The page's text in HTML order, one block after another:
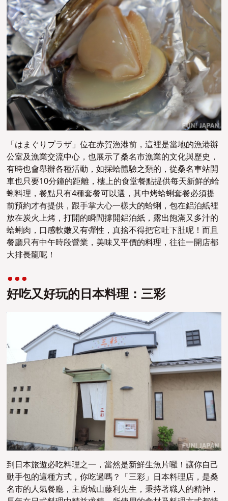
「はまぐりプラザ」位在赤賀漁港前，這裡是當地的漁港辦
公室及漁業交流中心，也展示了桑名市漁業的文化與歷史，
有時也會舉辦各種活動，如採蛤體驗之類的，從桑名車站開
車也只要10分鐘的距離，樓上的食堂餐點提供每天新鮮的蛤
蜊料理，餐點只有4種套餐可以選，其中烤蛤蜊套餐必須提
前預約才有提供，跟手掌大心一樣大的蛤蜊，包在鋁泊紙裡
放在炭火上烤，打開的瞬間撐開鋁泊紙，露出飽滿又多汁的
蛤蜊肉，口感軟嫩又有彈性，真捨不得把它吐下肚呢！而且
餐廳只有中午時段營業，美味又平價的料理，往往一開店都
大排長龍呢！
好吃又好玩的日本料理：三彩
到日本旅遊必吃料理之一，當然是新鮮生魚片囉！讓你自己
動手包的這種方式，你吃過嗎？「三彩」日本料理店，是桑
名市的人氣餐廳，主廚城山藤利先生，秉持著職人的精神，